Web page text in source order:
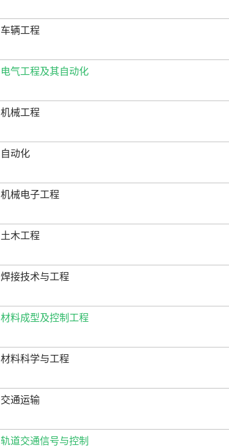
车辆工程
电气工程及其自动化
机械工程
自动化
机械电子工程
土木工程
焊接技术与工程
材料成型及控制工程
材料科学与工程
交通运输
轨道交通信号与控制